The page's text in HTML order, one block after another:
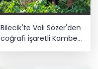
Bilecik'te Vali Sözer'den
coğrafi işaretli Kamber
Biberi hasadı